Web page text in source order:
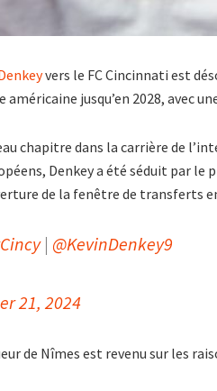
vers le FC Cincinnati est
américaine jusqu’en 2028, avec
chapitre dans la carrière de
Denkey a été séduit par
de la fenêtre de transferts
| @KevinDenkey9
21, 2024
de Nîmes est revenu sur les